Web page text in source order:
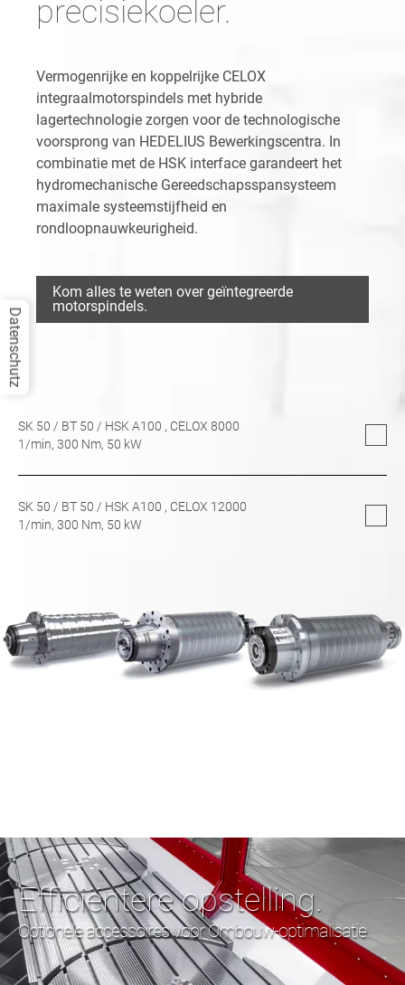
precisiekoeler.
Vermogenrijke en koppelrijke CELOX
integraalmotorspindels met hybride
lagertechnologie zorgen voor de technologische
voorsprong van HEDELIUS Bewerkingscentra. In
combinatie met de HSK interface garandeert het
hydromechanische Gereedschapsspansysteem
maximale systeemstijfheid en
rondloopnauwkeurigheid.
Kom alles te weten over geïntegreerde
motorspindels.
SK 50 / BT 50 / HSK A100 , CELOX 8000
1/min, 300 Nm, 50 kW
SK 50 / BT 50 / HSK A100 , CELOX 12000
1/min, 300 Nm, 50 kW
Efficiëntere opstelling.
Optionele accessoires voor Ombouw-optimalisatie.
Datenschutz